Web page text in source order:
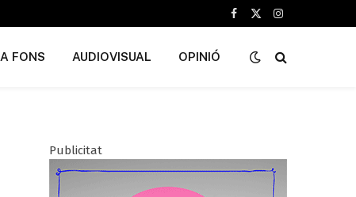
Facebook
X
Instagram
A FONS AUDIOVISUAL OPINIÓ
Publicitat